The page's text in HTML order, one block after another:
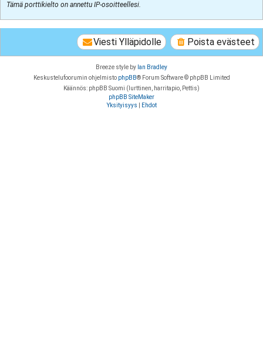
Tämä porttikielto on annettu IP-osoitteellesi.
Poista evästeet
Viesti Ylläpidolle
Breeze style by Ian Bradley
Keskustelufoorumin ohjelmisto phpBB® Forum Software © phpBB Limited
Käännös: phpBB Suomi (lurttinen, harritapio, Pettis)
phpBB SiteMaker
Yksityisyys
Ehdot